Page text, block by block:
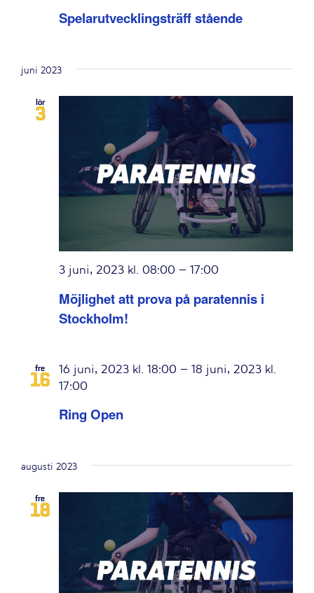
Spelarutvecklingsträff stående
juni 2023
lör
3
Möjlighet att prova på paratennis i
Stockholm!
3 juni, 2023 kl. 08:00 – 17:00
fre
16
Ring Open
16 juni, 2023 kl. 18:00 – 18 juni, 2023 kl.
17:00
augusti 2023
fre
18